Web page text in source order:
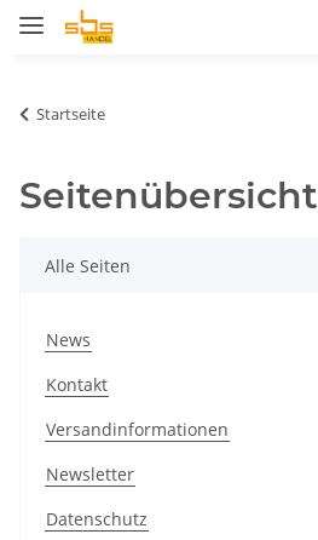
Startseite
Seitenübersicht
Alle Seiten
News
Kontakt
Versandinformationen
Newsletter
Datenschutz